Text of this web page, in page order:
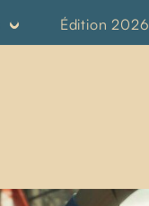
Édition 2026